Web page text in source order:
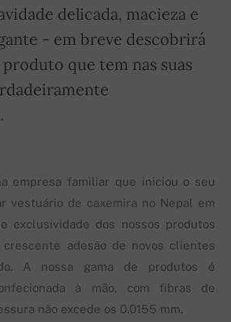
delicada, macieza e
- em breve descobrirá
que tem nas suas
empresa familiar que iniciou o seu
vestuário de caxemira no Nepal em
exclusividade dos nossos produtos
adesão de novos clientes
A nossa gama de produtos é
à mão, com fibras de
não excede os 0.0155 mm.